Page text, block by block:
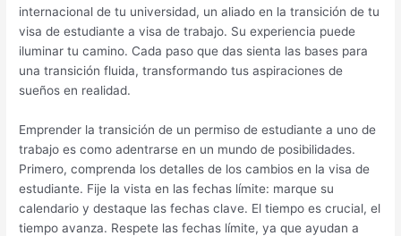
internacional de tu universidad, un aliado en la transición de tu
visa de estudiante a visa de trabajo. Su experiencia puede
iluminar tu camino. Cada paso que das sienta las bases para
una transición fluida, transformando tus aspiraciones de
sueños en realidad.
Emprender la transición de un permiso de estudiante a uno de
trabajo es como adentrarse en un mundo de posibilidades.
Primero, comprenda los detalles de los cambios en la visa de
estudiante. Fije la vista en las fechas límite: marque su
calendario y destaque las fechas clave. El tiempo es crucial, el
tiempo avanza. Respete las fechas límite, ya que ayudan a